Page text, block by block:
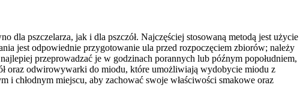
pszczelarza, jak i dla pszczół. Najczęściej stosowaną metodą jest użycie
jest odpowiednie przygotowanie ula przed rozpoczęciem zbiorów; należy
przeprowadzać je w godzinach porannych lub późnym popołudniem,
oraz odwirowywarki do miodu, które umożliwiają wydobycie miodu z
chłodnym miejscu, aby zachować swoje właściwości smakowe oraz